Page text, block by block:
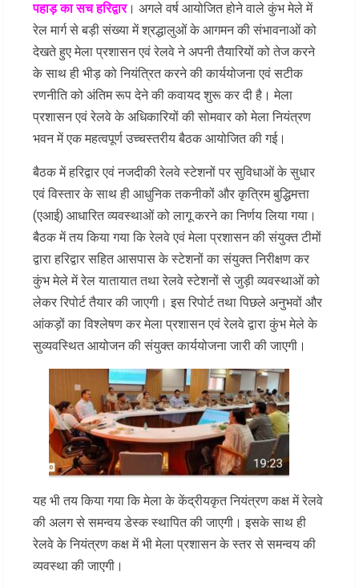
पहाड़ का सच हरिद्वार। अगले वर्ष आयोजित होने वाले कुंभ मेले में
रेल मार्ग से बड़ी संख्या में श्रद्धालुओं के आगमन की संभावनाओं को
देखते हुए मेला प्रशासन एवं रेलवे ने अपनी तैयारियों को तेज करने
के साथ ही भीड़ को नियंत्रित करने की कार्ययोजना एवं सटीक
रणनीति को अंतिम रूप देने की कवायद शुरू कर दी है। मेला
प्रशासन एवं रेलवे के अधिकारियों की सोमवार को मेला नियंत्रण
भवन में एक महत्वपूर्ण उच्चस्तरीय बैठक आयोजित की गई।
बैठक में हरिद्वार एवं नजदीकी रेलवे स्टेशनों पर सुविधाओं के सुधार
एवं विस्तार के साथ ही आधुनिक तकनीकों और कृत्रिम बुद्धिमत्ता
(एआई) आधारित व्यवस्थाओं को लागू करने का निर्णय लिया गया।
बैठक में तय किया गया कि रेलवे एवं मेला प्रशासन की संयुक्त टीमों
द्वारा हरिद्वार सहित आसपास के स्टेशनों का संयुक्त निरीक्षण कर
कुंभ मेले में रेल यातायात तथा रेलवे स्टेशनों से जुड़ी व्यवस्थाओं को
लेकर रिपोर्ट तैयार की जाएगी। इस रिपोर्ट तथा पिछले अनुभवों और
आंकड़ों का विश्लेषण कर मेला प्रशासन एवं रेलवे द्वारा कुंभ मेले के
सुव्यवस्थित आयोजन की संयुक्त कार्ययोजना जारी की जाएगी।
यह भी तय किया गया कि मेला के केंद्रीयकृत नियंत्रण कक्ष में रेलवे
की अलग से समन्वय डेस्क स्थापित की जाएगी। इसके साथ ही
रेलवे के नियंत्रण कक्ष में भी मेला प्रशासन के स्तर से समन्वय की
व्यवस्था की जाएगी।